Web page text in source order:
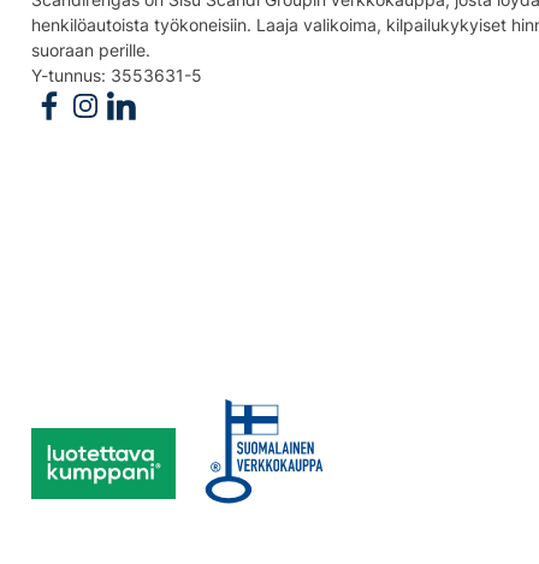
henkilöautoista työkoneisiin. Laaja valikoima, kilpailukykyiset
suoraan perille.
Y-tunnus: 3553631-5
Follow us on Facebook
Follow us on Instagram
Follow us on Linkedin